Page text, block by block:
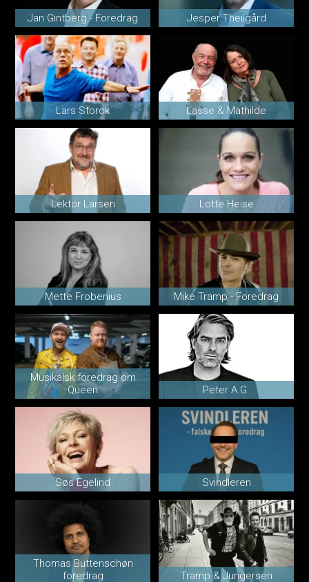
Jan Gintberg - Foredrag Jesper Theilgård
Lars Storck Lasse & Mathilde
Lektor Larsen Lotte Heise
Mette Frobenius Mike Tramp - Foredrag
Musikalsk foredrag om
Queen
Peter A.G.
Søs Egelind Svindleren
Thomas Buttenschøn
foredrag
Tramp & Jungersen